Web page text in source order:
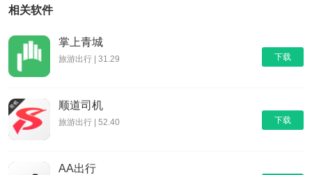
相关软件
下载
掌上青城
旅游出行 | 31.29
下载
顺道司机
旅游出行 | 52.40
AA出行